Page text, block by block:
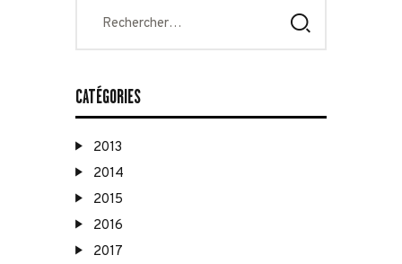
CATÉGORIES
2013
2014
2015
2016
2017